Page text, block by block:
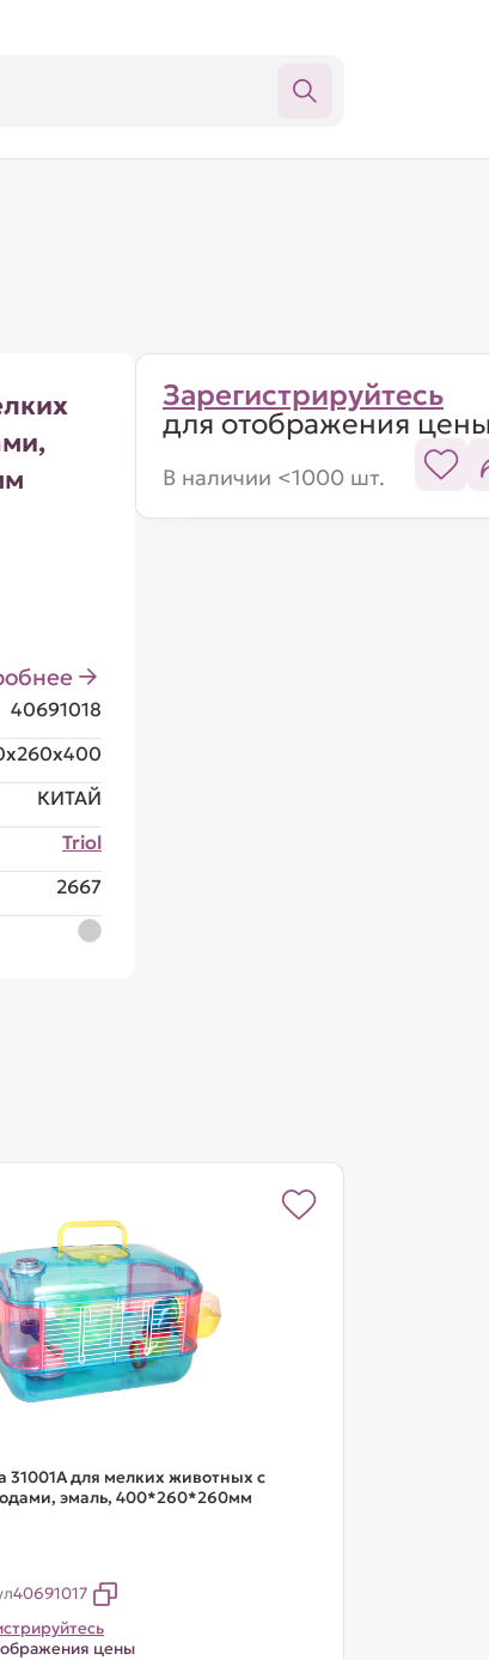
40691018
КИТАЙ
Triol
2667
Зарегистрируйтесь
для отображения
В наличии <1000 шт.
31001A для мелких животных с
эмаль, 400*260*260мм
40691017
цены